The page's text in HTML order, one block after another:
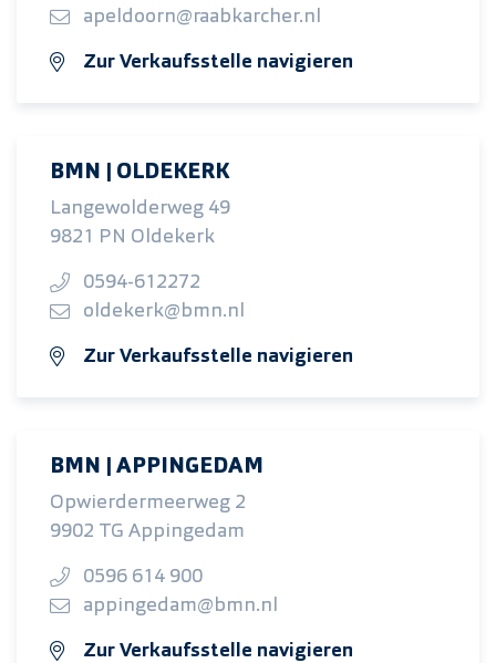
apeldoorn@raabkarcher.nl
Zur Verkaufsstelle navigieren
BMN | OLDEKERK
Langewolderweg 49
9821 PN Oldekerk
0594-612272
oldekerk@bmn.nl
Zur Verkaufsstelle navigieren
BMN | APPINGEDAM
Opwierdermeerweg 2
9902 TG Appingedam
0596 614 900
appingedam@bmn.nl
Zur Verkaufsstelle navigieren